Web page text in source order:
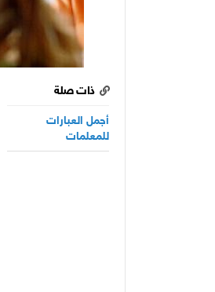
ذات صلة
أجمل العبارات
للمعلمات